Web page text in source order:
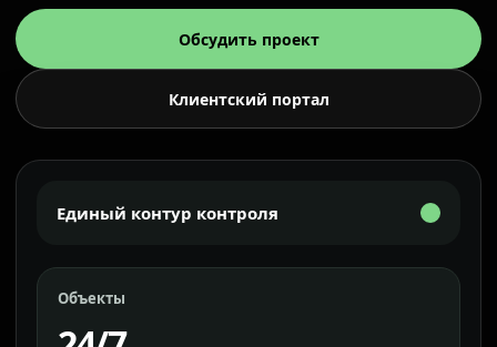
Обсудить проект
Клиентский портал
Единый контур контроля
Объекты